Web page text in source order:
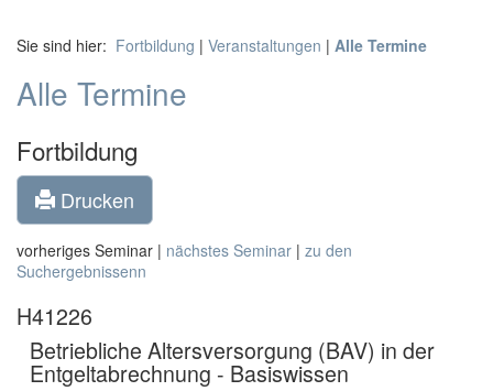
Sie sind hier: Fortbildung | Veranstaltungen | Alle Termine
Alle Termine
Fortbildung
Drucken
vorheriges Seminar | nächstes Seminar | zu den
Suchergebnissenn
H41226
Betriebliche Altersversorgung (BAV) in der
Entgeltabrechnung - Basiswissen